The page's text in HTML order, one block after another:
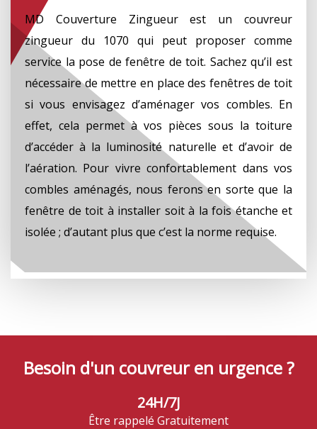
MD Couverture Zingueur est un couvreur
zingueur du 1070 qui peut proposer comme
service la pose de fenêtre de toit. Sachez qu’il est
nécessaire de mettre en place des fenêtres de toit
si vous envisagez d’aménager vos combles. En
effet, cela permet à vos pièces sous la toiture
d’accéder à la luminosité naturelle et d’avoir de
l’aération. Pour vivre confortablement dans vos
combles aménagés, nous ferons en sorte que la
fenêtre de toit à installer soit à la fois étanche et
isolée ; d’autant plus que c’est la norme requise.
Besoin d'un couvreur en urgence ?
24H/7J
Être rappelé Gratuitement